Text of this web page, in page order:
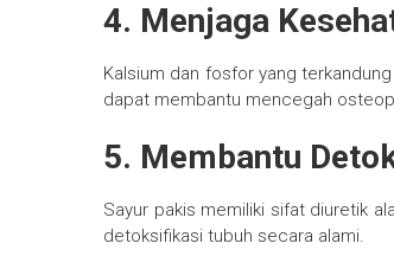
4. Menjaga
Kalsium dan fosfor yang
dapat membantu mencegah
5. Membantu
Sayur pakis memiliki sifat diuretik
detoksifikasi tubuh secara alami.